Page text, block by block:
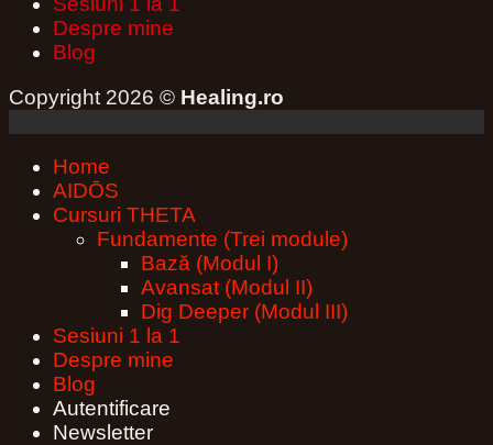
Despre mine
Blog
Copyright 2026 © Healing.ro
Home
AIDŌS
Cursuri THETA
Fundamente (Trei module)
Bază (Modul I)
Avansat (Modul II)
Dig Deeper (Modul III)
Sesiuni 1 la 1
Despre mine
Blog
Autentificare
Newsletter